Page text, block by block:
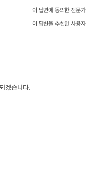
이 답변에 동의한 전문가
이 답변을 추천한 사용자
겠습니다.